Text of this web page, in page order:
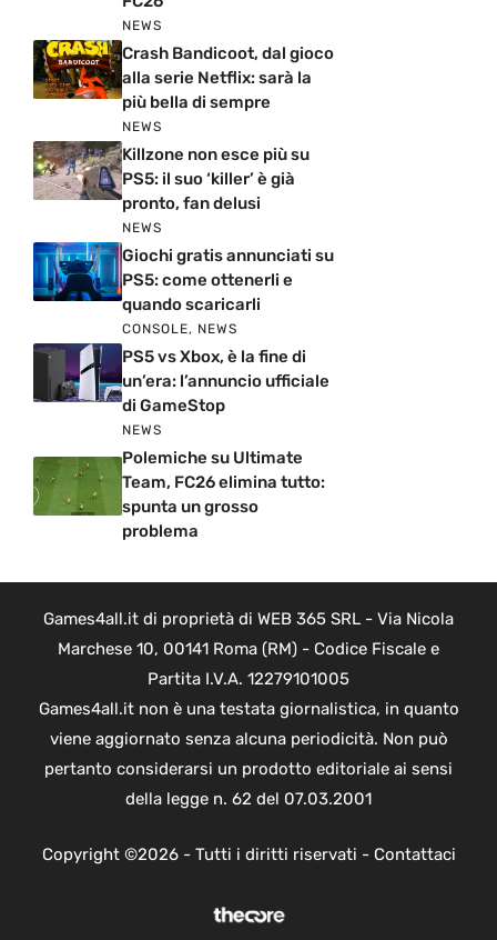
NEWS
Crash Bandicoot, dal gioco
alla serie Netflix: sarà la
più bella di sempre
NEWS
Killzone non esce più su
PS5: il suo ‘killer’ è già
pronto, fan delusi
NEWS
Giochi gratis annunciati su
PS5: come ottenerli e
quando scaricarli
CONSOLE, NEWS
PS5 vs Xbox, è la fine di
un’era: l’annuncio ufficiale
di GameStop
NEWS
Polemiche su Ultimate
Team, FC26 elimina tutto:
spunta un grosso
problema
Games4all.it di proprietà di WEB 365 SRL - Via Nicola
Marchese 10, 00141 Roma (RM) - Codice Fiscale e
Partita I.V.A. 12279101005
Games4all.it non è una testata giornalistica, in quanto
viene aggiornato senza alcuna periodicità. Non può
pertanto considerarsi un prodotto editoriale ai sensi
della legge n. 62 del 07.03.2001
Copyright ©2026 - Tutti i diritti riservati - Contattaci